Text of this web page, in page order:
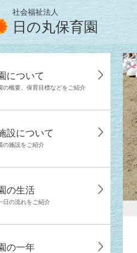
社会福祉法人
日の丸保育園
について
の概要、保育目標などをご紹介
設について
の施設をご紹介
の生活
日の流れをご紹介
の一年